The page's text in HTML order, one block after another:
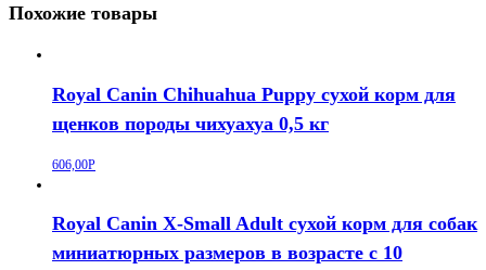
Похожие товары
Royal Canin Chihuahua Puppy сухой корм для
щенков породы чихуахуа 0,5 кг
606,00Р
Royal Canin X-Small Adult сухой корм для собак
миниатюрных размеров в возрасте c 10